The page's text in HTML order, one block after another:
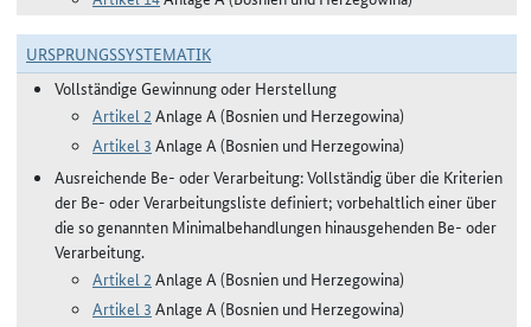
URSPRUNGSSYSTEMATIK
Vollständige Gewinnung oder Herstellung
Artikel 2 Anlage A (Bosnien und Herzegowina)
Artikel 3 Anlage A (Bosnien und Herzegowina)
Ausreichende Be- oder Verarbeitung: Vollständig über die Kriterien
der Be- oder Verarbeitungsliste definiert; vorbehaltlich einer über
die so genannten Minimalbehandlungen hinausgehenden Be- oder
Verarbeitung.
Artikel 2 Anlage A (Bosnien und Herzegowina)
Artikel 3 Anlage A (Bosnien und Herzegowina)